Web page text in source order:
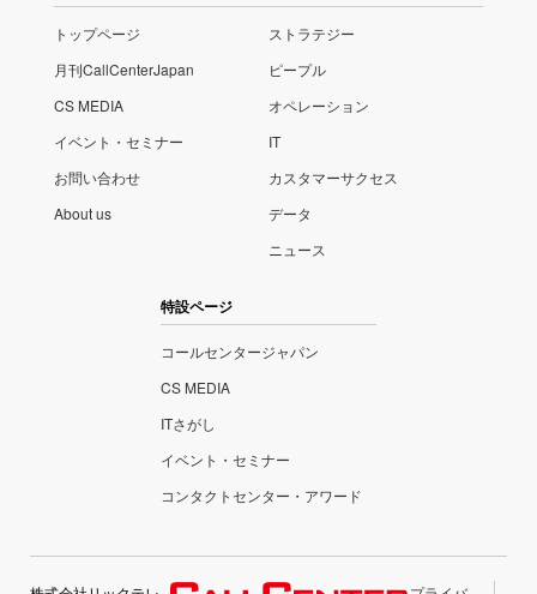
トップページ
月刊CallCenterJapan
CS MEDIA
イベント・セミナー
お問い合わせ
About us
ストラテジー
ピープル
オペレーション
IT
カスタマーサクセス
データ
ニュース
特設ページ
コールセンタージャパン
CS MEDIA
ITさがし
イベント・セミナー
コンタクトセンター・アワード